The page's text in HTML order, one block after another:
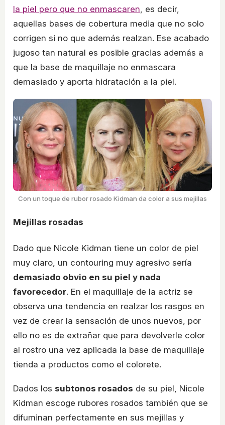
la piel pero que no enmascaren , es decir,
aquellas bases de cobertura media que no solo
corrigen si no que además realzan. Ese acabado
jugoso tan natural es posible gracias además a
que la base de maquillaje no enmascara
demasiado y aporta hidratación a la piel.
Con un toque de rubor rosado Kidman da color a sus mejillas
Mejillas rosadas
Dado que Nicole Kidman tiene un color de piel
muy claro, un contouring muy agresivo sería
demasiado obvio en su piel y nada
favorecedor. En el maquillaje de la actriz se
observa una tendencia en realzar los rasgos en
vez de crear la sensación de unos nuevos, por
ello no es de extrañar que para devolverle color
al rostro una vez aplicada la base de maquillaje
tienda a productos como el colorete.
Dados los subtonos rosados de su piel, Nicole
Kidman escoge rubores rosados también que se
difuminan perfectamente en sus mejillas y